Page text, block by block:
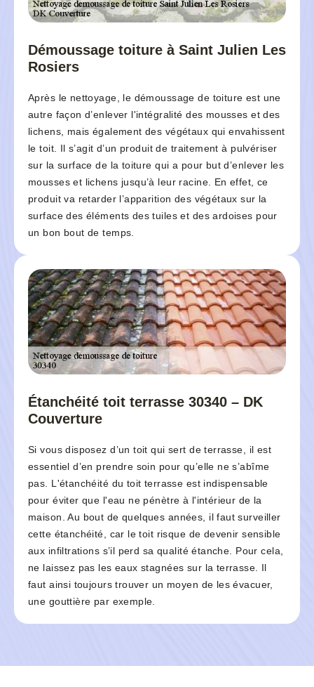
Démoussage toiture à Saint Julien Les
Rosiers
Après le nettoyage, le démoussage de toiture est une
autre façon d’enlever l'intégralité des mousses et des
lichens, mais également des végétaux qui envahissent
le toit. Il s’agit d’un produit de traitement à pulvériser
sur la surface de la toiture qui a pour but d’enlever les
mousses et lichens jusqu’à leur racine. En effet, ce
produit va retarder l’apparition des végétaux sur la
surface des éléments des tuiles et des ardoises pour
un bon bout de temps.
Étanchéité toit terrasse 30340 – DK
Couverture
Si vous disposez d’un toit qui sert de terrasse, il est
essentiel d’en prendre soin pour qu’elle ne s’abîme
pas. L'étanchéité du toit terrasse est indispensable
pour éviter que l'eau ne pénètre à l'intérieur de la
maison. Au bout de quelques années, il faut surveiller
cette étanchéité, car le toit risque de devenir sensible
aux infiltrations s’il perd sa qualité étanche. Pour cela,
ne laissez pas les eaux stagnées sur la terrasse. Il
faut ainsi toujours trouver un moyen de les évacuer,
une gouttière par exemple.